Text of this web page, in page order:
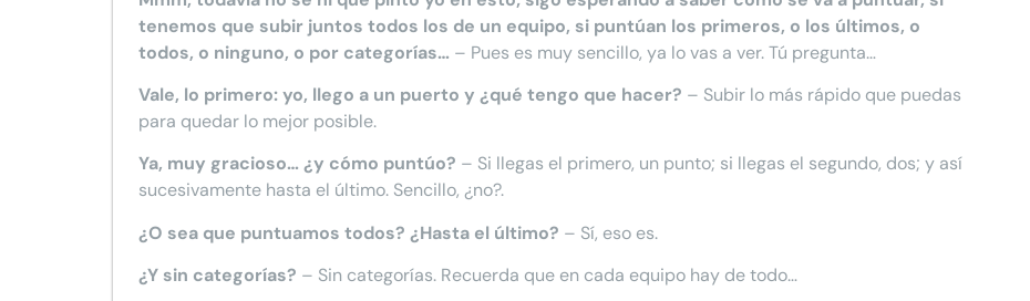
tenemos que subir juntos todos los de un equipo, si puntúan los primeros, o los últimos, o
todos, o ninguno, o por categorías… – Pues es muy sencillo, ya lo vas a ver. Tú pregunta…
Vale, lo primero: yo, llego a un puerto y ¿qué tengo que hacer? – Subir lo más rápido que puedas
para quedar lo mejor posible.
Ya, muy gracioso… ¿y cómo puntúo? – Si llegas el primero, un punto; si llegas el segundo, dos; y así
sucesivamente hasta el último. Sencillo, ¿no?.
¿O sea que puntuamos todos? ¿Hasta el último? – Sí, eso es.
¿Y sin categorías? – Sin categorías. Recuerda que en cada equipo hay de todo…